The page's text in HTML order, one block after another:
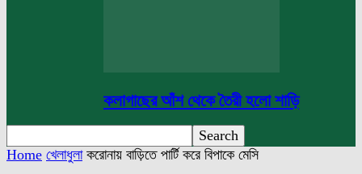
কলাগাছের আঁশ থেকে তৈরী হলো শাড়ি
Home খেলাধুলা করোনায় বাড়িতে পার্টি করে বিপাকে মেসি